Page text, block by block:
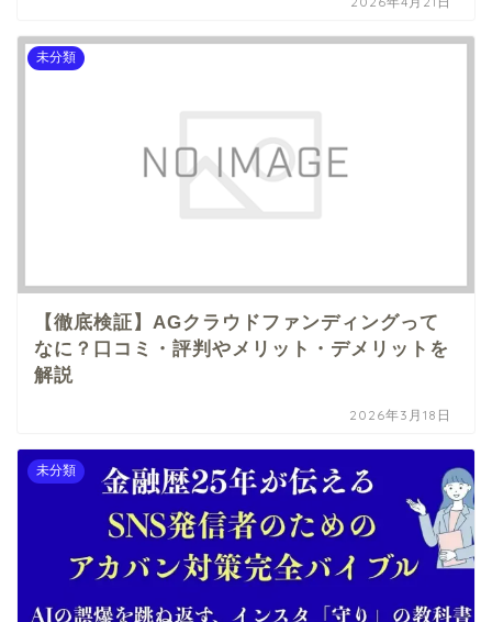
未分類
【徹底検証】AGクラウドファンディングって
なに？口コミ・評判やメリット・デメリットを
解説
2026年3月18日
未分類